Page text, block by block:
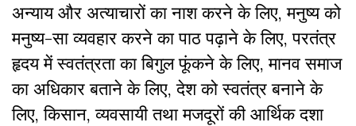
अन्याय और अत्याचारों का नाश करने के लिए, मनुष्य को
मनुष्य-सा व्यवहार करने का पाठ पढ़ाने के लिए, परतंत्र
हृदय में स्वतंत्रता का बिगुल फूंकने के लिए, मानव समाज
का अधिकार बताने के लिए, देश को स्वतंत्र बनाने के
लिए, किसान, व्यवसायी तथा मजदूरों की आर्थिक दशा